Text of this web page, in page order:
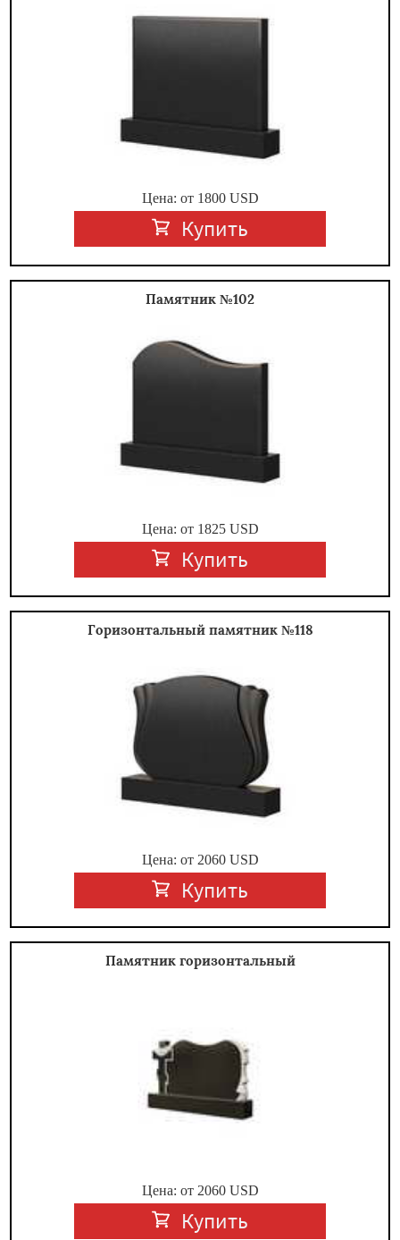
Цена: от 1800USD
Купить
Памятник №102
Цена: от 1825USD
Купить
Горизонтальный памятник №118
Цена: от 2060USD
Купить
Памятник горизонтальный
Цена: от 2060USD
Купить